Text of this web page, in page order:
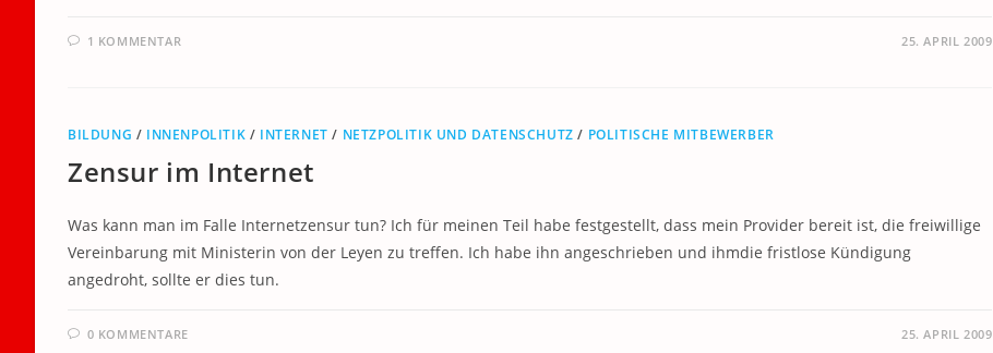
1 KOMMENTAR 25. APRIL 2009
BILDUNG / INNENPOLITIK / INTERNET / NETZPOLITIK UND DATENSCHUTZ / POLITISCHE MITBEWERBER
Zensur im Internet
Was kann man im Falle Internetzensur tun? Ich für meinen Teil habe festgestellt, dass mein Provider bereit ist, die freiwillige
Vereinbarung mit Ministerin von der Leyen zu treffen. Ich habe ihn angeschrieben und ihmdie fristlose Kündigung
angedroht, sollte er dies tun.
0 KOMMENTARE 25. APRIL 2009